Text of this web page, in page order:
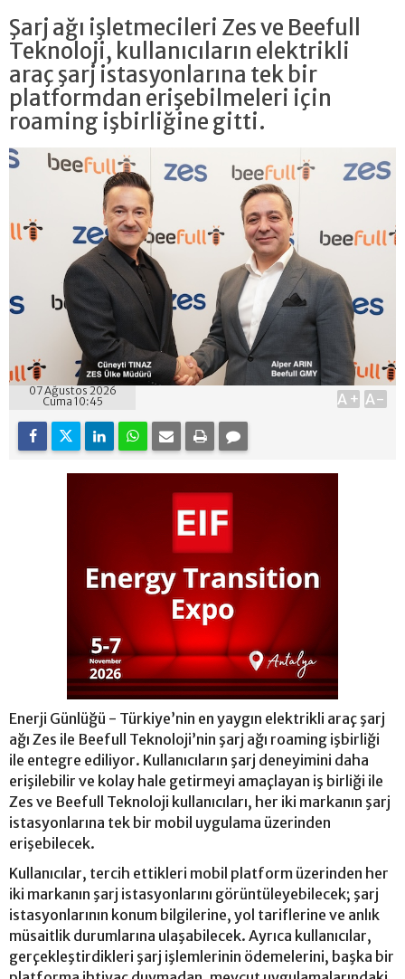
Şarj ağı işletmecileri Zes ve Beefull
Teknoloji, kullanıcıların elektrikli
araç şarj istasyonlarına tek bir
platformdan erişebilmeleri için
roaming işbirliğine gitti.
07 Ağustos 2026
Cuma 10:45
A+ A-
Enerji Günlüğü - Türkiye’nin en yaygın elektrikli araç şarj
ağı Zes ile Beefull Teknoloji’nin şarj ağı roaming işbirliği
ile entegre ediliyor. Kullanıcıların şarj deneyimini daha
erişilebilir ve kolay hale getirmeyi amaçlayan iş birliği ile
Zes ve Beefull Teknoloji kullanıcıları, her iki markanın şarj
istasyonlarına tek bir mobil uygulama üzerinden
erişebilecek.
Kullanıcılar, tercih ettikleri mobil platform üzerinden her
iki markanın şarj istasyonlarını görüntüleyebilecek; şarj
istasyonlarının konum bilgilerine, yol tariflerine ve anlık
müsaitlik durumlarına ulaşabilecek. Ayrıca kullanıcılar,
gerçekleştirdikleri şarj işlemlerinin ödemelerini, başka bir